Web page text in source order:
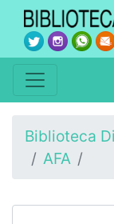
Biblioteca
AFA